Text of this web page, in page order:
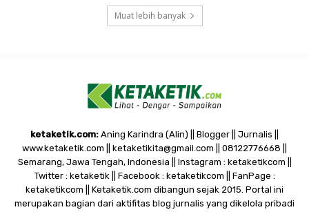
Muat lebih banyak
ketaketik.com: Aning Karindra (Alin) || Blogger || Jurnalis ||
www.ketaketik.com || ketaketikita@gmail.com || 08122776668 ||
Semarang, Jawa Tengah, Indonesia || Instagram : ketaketikcom ||
Twitter : ketaketik || Facebook : ketaketikcom || FanPage :
ketaketikcom || Ketaketik.com dibangun sejak 2015. Portal ini
merupakan bagian dari aktifitas blog jurnalis yang dikelola pribadi